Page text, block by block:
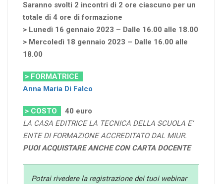
Saranno svolti 2 incontri di 2 ore ciascuno per un
totale di 4 ore di formazione
> Lunedì 16 gennaio 2023 – Dalle 16.00 alle 18.00
> Mercoledì 18 gennaio 2023 – Dalle 16.00 alle
18.00
> FORMATRICE
Anna Maria Di Falco
> COSTO 40 euro
LA CASA EDITRICE LA TECNICA DELLA SCUOLA E’
ENTE DI FORMAZIONE ACCREDITATO DAL MIUR.
PUOI ACQUISTARE ANCHE CON CARTA DOCENTE
Potrai rivedere la registrazione dei tuoi webinar